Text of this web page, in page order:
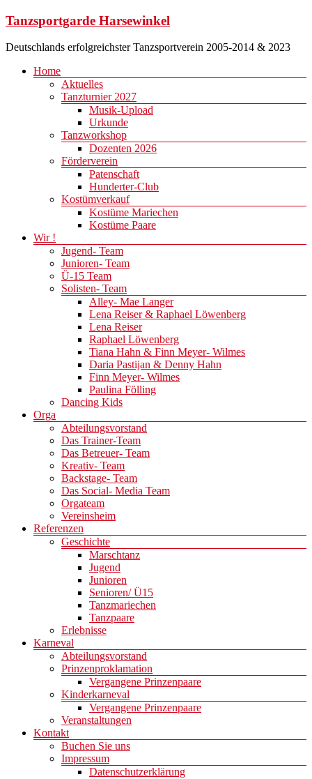
Zum
springen
Tanzsportgarde Harsewinkel
Deutschlands erfolgreichster Tanzsportverein 2005-2014 & 2023
Menü
Home
Aktuelles
Tanzturnier 2027
Musik-Upload
Urkunde
Tanzworkshop
Dozenten 2026
Förderverein
Patenschaft
Hunderter-Club
Kostümverkauf
Kostüme Mariechen
Kostüme Paare
Wir !
Jugend- Team
Junioren- Team
Ü-15 Team
Solisten- Team
Alley- Mae Langer
Lena Reiser & Raphael Löwenberg
Lena Reiser
Raphael Löwenberg
Tiana Hahn & Finn Meyer- Wilmes
Daria Pastijan & Denny Hahn
Finn Meyer- Wilmes
Paulina Fölling
Dancing Kids
Orga
Abteilungsvorstand
Das Trainer-Team
Das Betreuer- Team
Kreativ- Team
Backstage- Team
Das Social- Media Team
Orgateam
Vereinsheim
Referenzen
Geschichte
Marschtanz
Jugend
Junioren
Senioren/ Ü15
Tanzmariechen
Tanzpaare
Erlebnisse
Karneval
Abteilungsvorstand
Prinzenproklamation
Vergangene Prinzenpaare
Kinderkarneval
Vergangene Prinzenpaare
Veranstaltungen
Kontakt
Buchen Sie uns
Impressum
Datenschutzerklärung